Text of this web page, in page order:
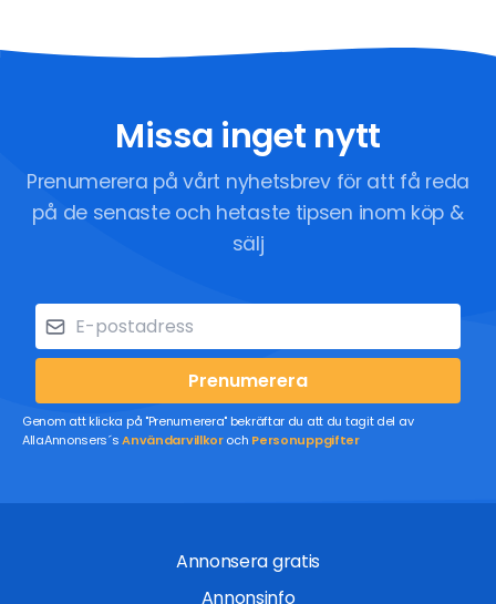
Missa inget nytt
Prenumerera på vårt nyhetsbrev för att få reda
på de senaste och hetaste tipsen inom köp &
sälj
Prenumerera
Genom att klicka på "Prenumerera" bekräftar du att du tagit del av
AllaAnnonsers´sAnvändarvillkoroch Personuppgifter
Annonsera gratis
Annonsinfo